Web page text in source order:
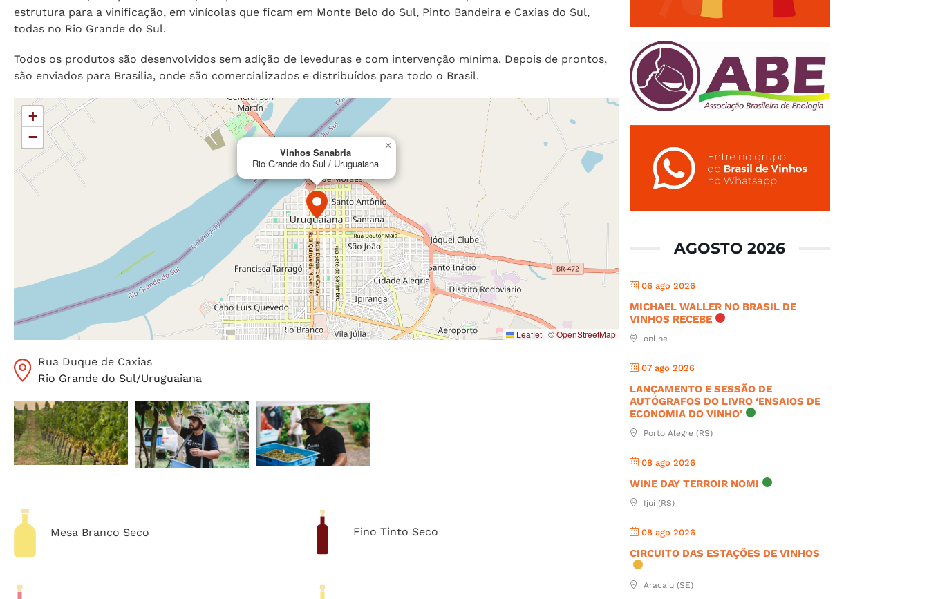
estrutura para a vinificação, em vinícolas que ficam em Monte Belo do Sul, Pinto Bandeira e Caxias do Sul,
todas no Rio Grande do Sul.
Todos os produtos são desenvolvidos sem adição de leveduras e com intervenção mínima. Depois de prontos,
são enviados para Brasília, onde são comercializados e distribuídos para todo o Brasil.
Vinhos Sanabria
Rio Grande do Sul / Uruguaiana
×
+
−
Leaflet | ©OpenStreetMap
Rua Duque de Caxias
Rio Grande do Sul/Uruguaiana
Mesa Branco Seco Fino Tinto Seco
AGOSTO 2026
06 ago 2026
MICHAEL WALLER NO BRASIL DE
VINHOS RECEBE
online
07 ago 2026
LANÇAMENTO E SESSÃO DE
AUTÓGRAFOS DO LIVRO ‘ENSAIOS DE
ECONOMIA DO VINHO’
Porto Alegre (RS)
08 ago 2026
WINE DAY TERROIR NOMI
Ijuí (RS)
08 ago 2026
CIRCUITO DAS ESTAÇÕES DE VINHOS
Aracaju (SE)